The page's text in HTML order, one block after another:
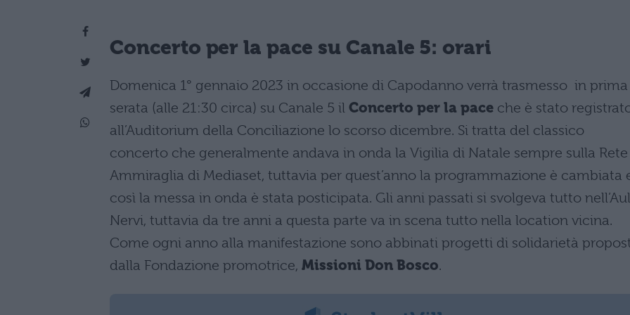
Concerto per la pace su Canale 5: orari
Domenica 1° gennaio 2023 in occasione di Capodanno verrà trasmesso in prima
serata (alle 21:30 circa) su Canale 5 il Concerto per la pace che è stato
all’Auditorium della Conciliazione lo scorso dicembre. Si tratta del classico
concerto che generalmente andava in onda la Vigilia di Natale sempre sulla Rete
Ammiraglia di Mediaset, tuttavia per quest’anno la programmazione è cambiata
così la messa in onda è stata posticipata. Gli anni passati si svolgeva tutto
Nervi, tuttavia da tre anni a questa parte va in scena tutto nella location vicina.
Come ogni anno alla manifestazione sono abbinati progetti di solidarietà
dalla Fondazione promotrice, Missioni Don Bosco.